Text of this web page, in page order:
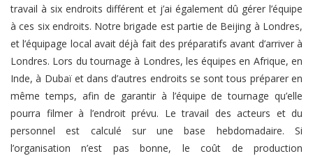
travail à six endroits différent et j’ai également dû gérer l’équipe
à ces six endroits. Notre brigade est partie de Beijing à Londres,
et l’équipage local avait déjà fait des préparatifs avant d’arriver à
Londres. Lors du tournage à Londres, les équipes en Afrique, en
Inde, à Dubaï et dans d’autres endroits se sont tous préparer en
même temps, afin de garantir à l’équipe de tournage qu’elle
pourra filmer à l’endroit prévu. Le travail des acteurs et du
personnel est calculé sur une base hebdomadaire. Si
l’organisation n’est pas bonne, le coût de production